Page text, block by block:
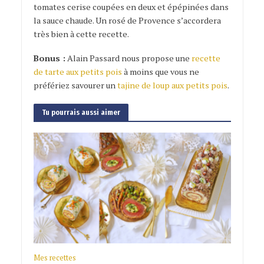
tomates cerise coupées en deux et épépinées dans
la sauce chaude. Un rosé de Provence s’accordera
très bien à cette recette.
Bonus : Alain Passard nous propose une recette
de tarte aux petits pois à moins que vous ne
préfériez savourer untajine de loup aux petits pois.
Tu pourrais aussi aimer
Mes recettes